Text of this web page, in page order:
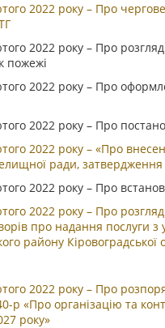
2022 року – Про
2022 року – Про
пожежі
2022 року – Про
2022 року – Про
2022 року – «Про
ради,
2022 року – Про
2022 року – Про
про надання послуги
району Кіровоградської
2022 року – Про
р «Про організацію та
року»